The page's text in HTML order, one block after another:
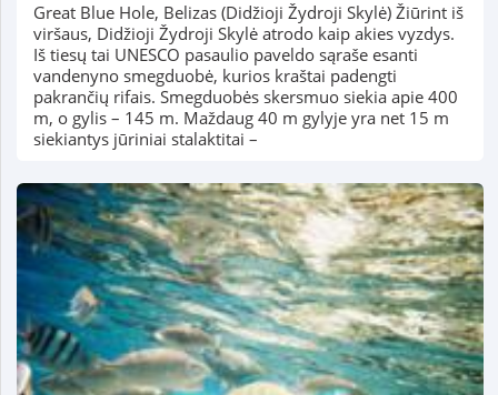
Great Blue Hole, Belizas (Didžioji Žydroji Skylė) Žiūrint iš
viršaus, Didžioji Žydroji Skylė atrodo kaip akies vyzdys.
Iš tiesų tai UNESCO pasaulio paveldo sąraše esanti
vandenyno smegduobė, kurios kraštai padengti
pakrančių rifais. Smegduobės skersmuo siekia apie 400
m, o gylis – 145 m. Maždaug 40 m gylyje yra net 15 m
siekiantys jūriniai stalaktitai –